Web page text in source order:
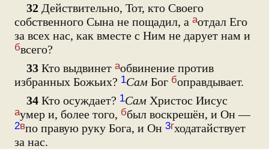
32 Действительно, Тот, кто Своего
собственного Сына не пощадил, а аотдал Его
за всех нас, как вместе с Ним не дарует нам и
бвсего?
33 Кто выдвинет аобвинение против
избранных Божьих? 1Сам Бог боправдывает.
34 Кто осуждает? 1Сам Христос Иисус
аумер и, более того, ббыл воскрешён, и Он —
2впо правую руку Бога, и Он 3гходатайствует
за нас.